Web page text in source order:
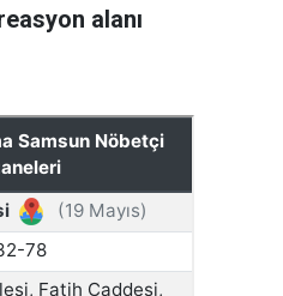
alanı